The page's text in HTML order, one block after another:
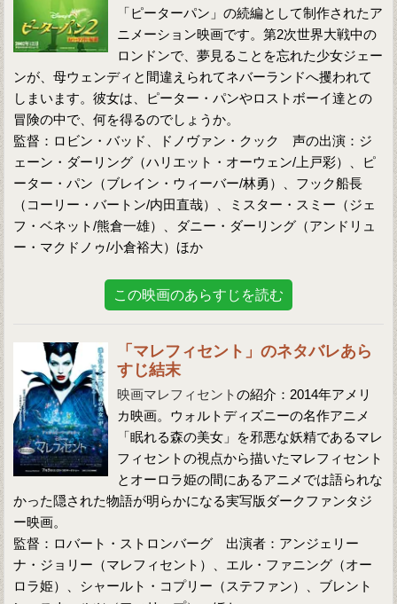
「ピーターパン」の続編として制作されたア
ニメーション映画です。第2次世界大戦中の
ロンドンで、夢見ることを忘れた少女ジェー
ンが、母ウェンディと間違えられてネバーランドへ攫われて
しまいます。彼女は、ピーター・パンやロストボーイ達との
冒険の中で、何を得るのでしょうか。
監督：ロビン・バッド、ドノヴァン・クック 声の出演：ジ
ェーン・ダーリング（ハリエット・オーウェン/上戸彩）、ピ
ーター・パン（ブレイン・ウィーバー/林勇）、フック船長
（コーリー・バートン/内田直哉）、ミスター・スミー（ジェ
フ・ベネット/熊倉一雄）、ダニー・ダーリング（アンドリュ
ー・マクドノゥ/小倉裕大）ほか
この映画のあらすじを読む
「マレフィセント」のネタバレあら
すじ結末
映画マレフィセントの紹介：2014年アメリ
カ映画。ウォルトディズニーの名作アニメ
「眠れる森の美女」を邪悪な妖精であるマレ
フィセントの視点から描いたマレフィセント
とオーロラ姫の間にあるアニメでは語られな
かった隠された物語が明らかになる実写版ダークファンタジ
ー映画。
監督：ロバート・ストロンバーグ 出演者：アンジェリー
ナ・ジョリー（マレフィセント）、エル・ファニング（オー
ロラ姫）、シャールト・コプリー（ステファン）、ブレント